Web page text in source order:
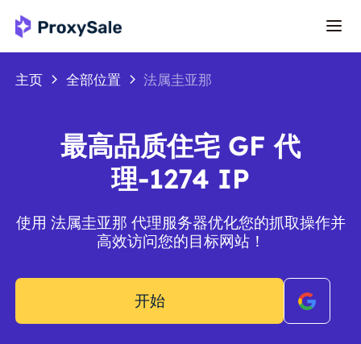
主页 全部位置 法属圭亚那
最高品质住宅 GF 代
理-1274 IP
使用 法属圭亚那 代理服务器优化您的抓取操作并
高效访问您的目标网站！
开始